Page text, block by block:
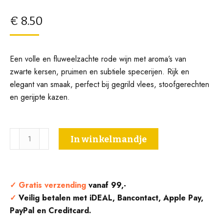
€ 8.50
Een volle en fluweelzachte rode wijn met aroma’s van
zwarte kersen, pruimen en subtiele specerijen. Rijk en
elegant van smaak, perfect bij gegrild vlees, stoofgerechten
en gerijpte kazen.
D'avola
Sicilia
D.O.C.
-
In winkelmandje
✓ Gratis verzending vanaf 99,-
✓ Veilig betalen met iDEAL, Bancontact, Apple Pay,
PayPal en Creditcard.